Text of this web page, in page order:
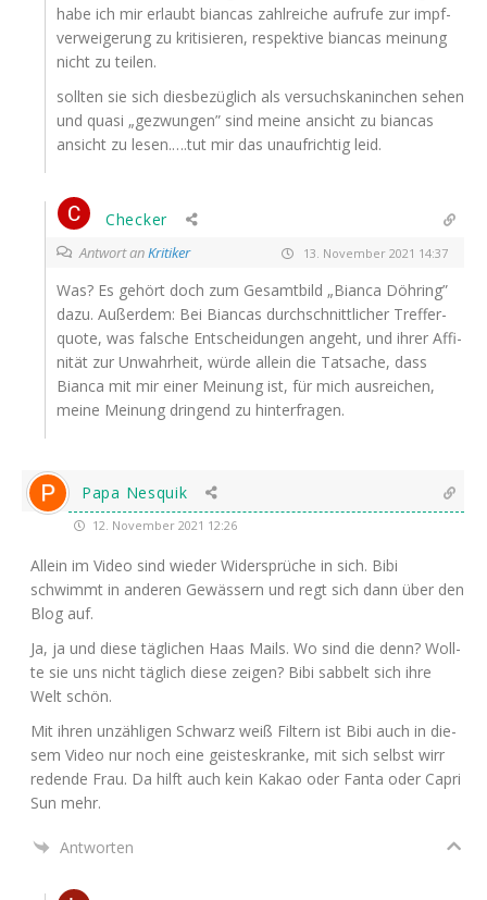
habe ich mir erlaubt bian­cas zahl­rei­che auf­ru­fe zur impf­
ver­wei­ge­rung zu kri­ti­sie­ren, respek­ti­ve bian­cas mei­nung
nicht zu teilen.
soll­ten sie sich dies­be­züg­lich als ver­suchs­ka­nin­chen sehen
und qua­si „gezwun­gen” sind mei­ne ansicht zu bian­cas
ansicht zu lesen.….tut mir das unauf­rich­tig leid.
Checker
Antwort anKritiker 13. November 2021 14:37
Was? Es gehört doch zum Gesamt­bild „Bian­ca Döh­ring”
dazu. Außer­dem: Bei Bian­cas durch­schnitt­li­cher Tref­fer­
quo­te, was fal­sche Ent­schei­dun­gen angeht, und ihrer Affi­
ni­tät zur Unwahr­heit, wür­de allein die Tat­sa­che, dass
Bian­ca mit mir einer Mei­nung ist, für mich aus­rei­chen,
mei­ne Mei­nung drin­gend zu hinterfragen.
Papa Nesquik
12. November 2021 12:26
Allein im Video sind wie­der Wider­sprü­che in sich. Bibi
schwimmt in ande­ren Gewäs­sern und regt sich dann über den
Blog auf.
Ja, ja und die­se täg­li­chen Haas Mails. Wo sind die denn? Woll­
te sie uns nicht täg­lich die­se zei­gen? Bibi sab­belt sich ihre
Welt schön.
Mit ihren unzäh­li­gen Schwarz weiß Fil­tern ist Bibi auch in die­
sem Video nur noch eine geis­tes­kran­ke, mit sich selbst wirr
reden­de Frau. Da hilft auch kein Kakao oder Fan­ta oder Capri
Sun mehr.
Antworten